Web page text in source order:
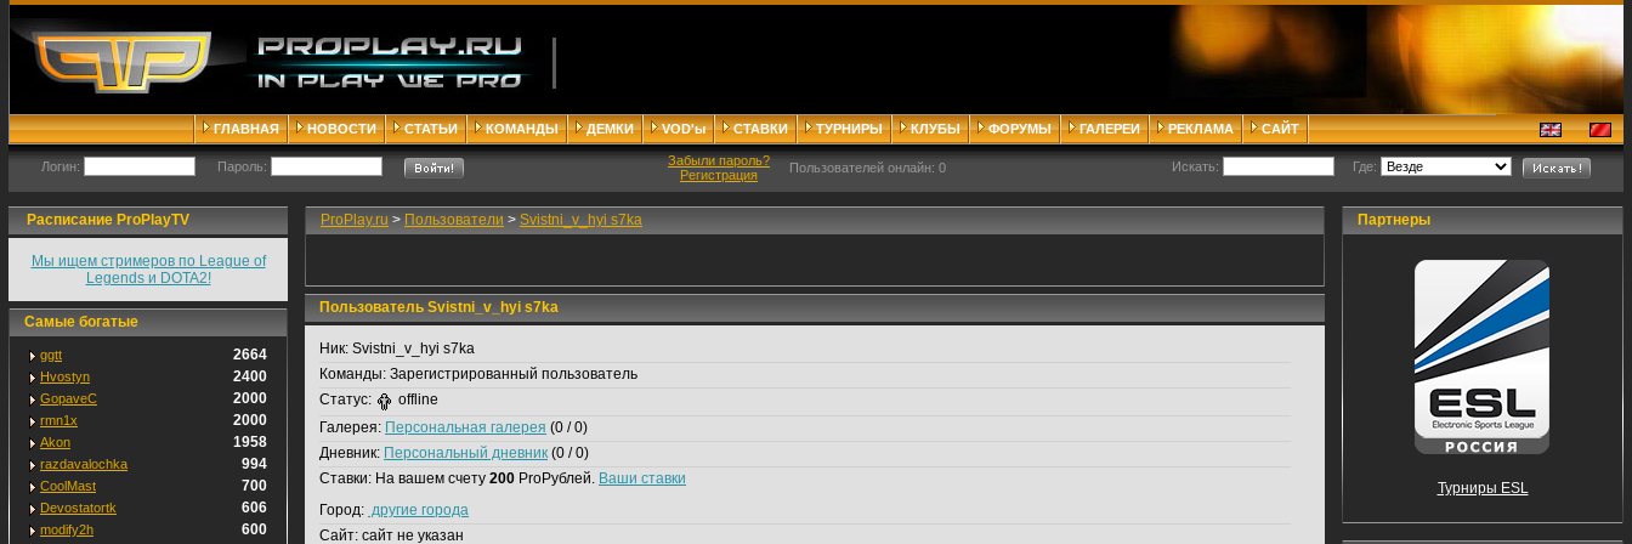
ГЛАВНАЯ НОВОСТИ СТАТЬИ КОМАНДЫ ДЕМКИ VOD'ы СТАВКИ ТУРНИРЫ КЛУБЫ ФОРУМЫ ГАЛЕРЕИ РЕКЛАМА САЙТ
Логин: Пароль:
Забыли пароль?
Регистрация
Пользователей онлайн: 0 Искать: Где:
Расписание ProPlayTV
Мы ищем стримеров по League of
Legends и DOTA2!
Самые богатые
ggtt 2664
Hvostyn 2400
GopaveC 2000
rmn1x 2000
Akon 1958
razdavalochka 994
CoolMast 700
Devostatortk 606
modify2h 600
ProPlay.ru > Пользователи > Svistni_v_hyi s7ka
Пользователь Svistni_v_hyi s7ka
Ник: Svistni_v_hyi s7ka
Команды: Зарегистрированный пользователь
Статус:
offline
Галерея: Персональная галерея (0 / 0)
Дневник: Персональный дневник (0 / 0)
Ставки: На вашем счету 200 ProРублей. Ваши ставки
Город: другие города
Сайт: сайт не указан
Партнеры
Турниры ESL